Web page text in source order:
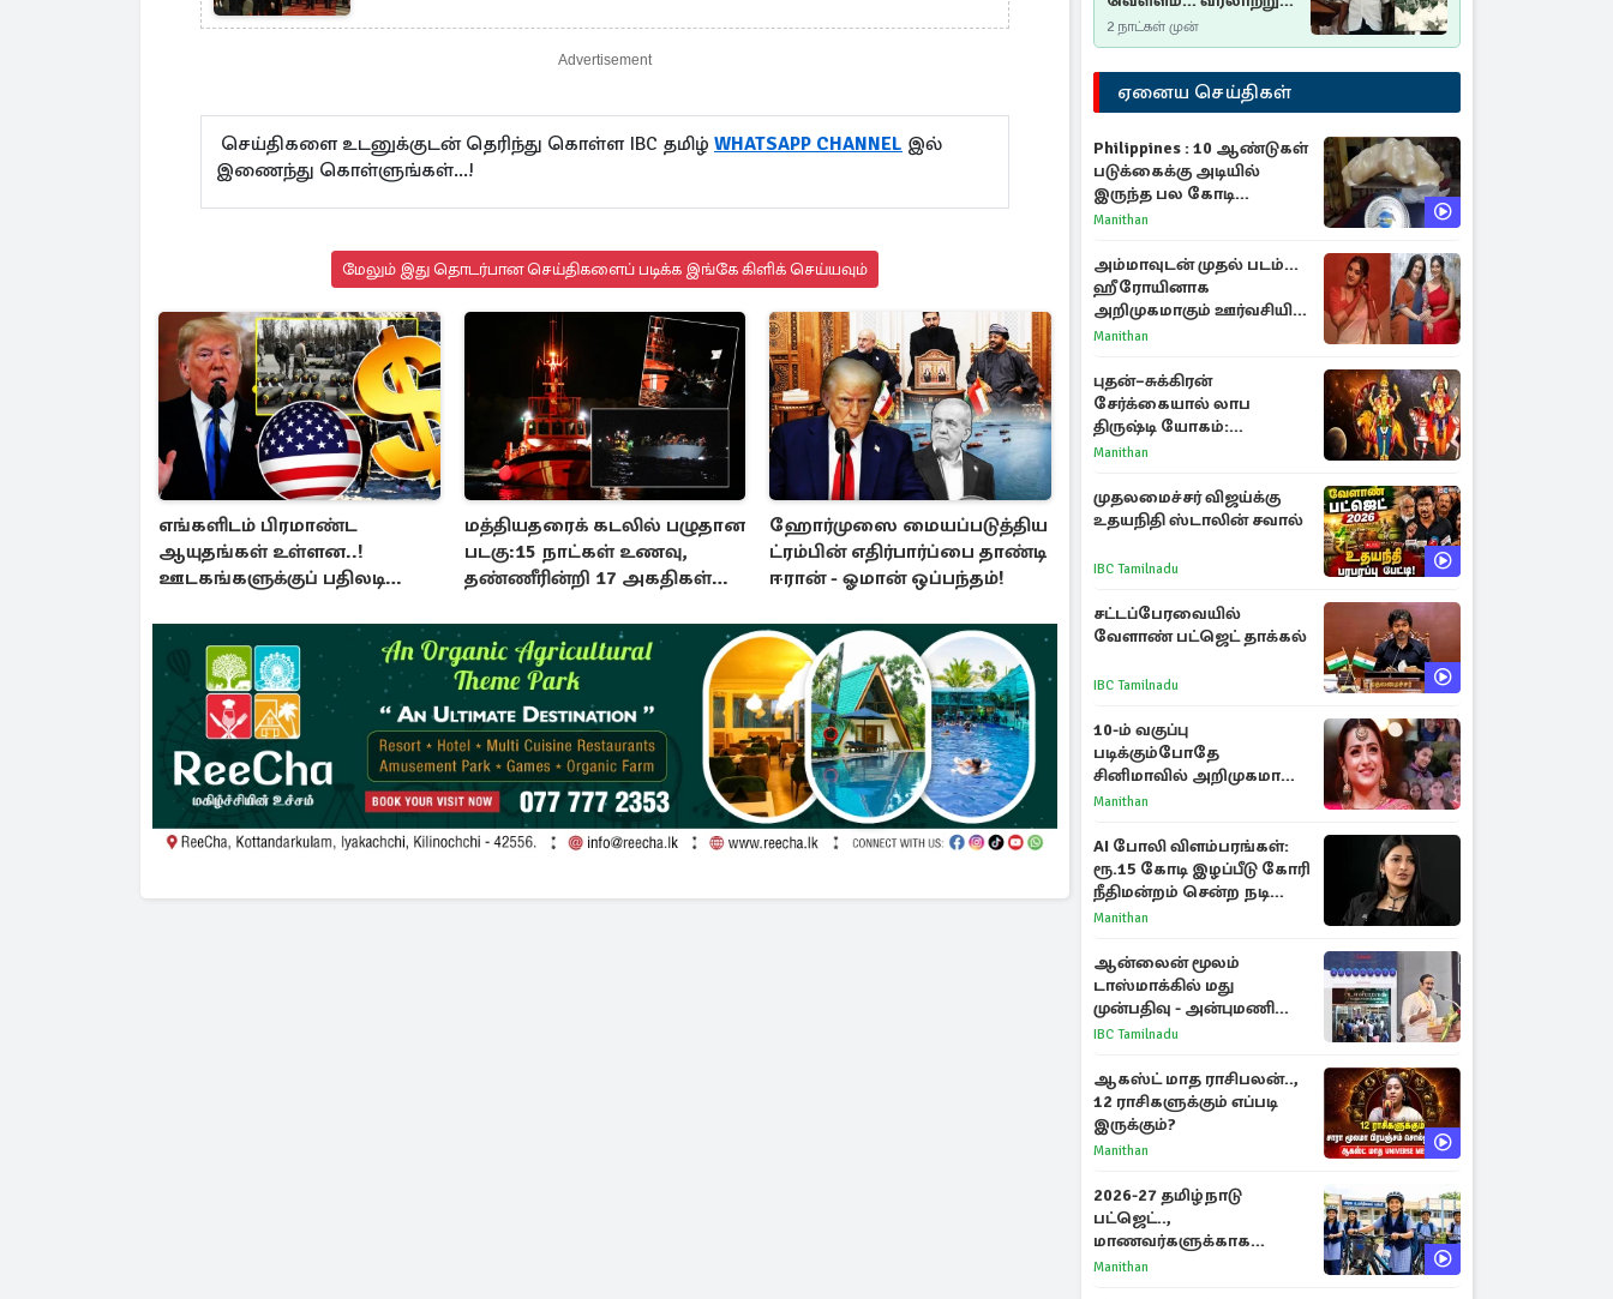
Advertisement
செய்திகளை உடனுக்குடன் தெரிந்து கொள்ள IBC தமிழ் WHATSAPP CHANNEL இல்
இணைந்து கொள்ளுங்கள்...!
மேலும் இது தொடர்பான செய்திகளைப் படிக்க இங்கே கிளிக் செய்யவும்
எங்களிடம் பிரமாண்ட
ஆயுதங்கள் உள்ளன..!
ஊடகங்களுக்குப் பதிலடி
மத்தியதரைக் கடலில் பழுதான
படகு:15 நாட்கள் உணவு,
தண்ணீரின்றி 17 அகதிகள்
ஹோர்முஸை மையப்படுத்திய
ட்ரம்பின் எதிர்பார்ப்பை தாண்டி
ஈரான் - ஓமான் ஒப்பந்தம்!
சிறப்புமிக்க சுதுமலைப்
பிரகடனம்…
2 நாட்கள் முன்
ஏனைய செய்திகள்
Philippines : 10 ஆண்டுகள்
படுக்கைக்கு அடியில்
இருந்த பல கோடி
மதிப்புள்ள அரிய முத்து!
Manithan
அம்மாவுடன் முதல் படம்...
ஹீரோயினாக
அறிமுகமாகும் ஊர்வசியின்
மகள் தேஜலட்சுமி!
Manithan
புதன்–சுக்கிரன்
சேர்க்கையால் லாப
திருஷ்டி யோகம்:
அதிர்ஷ்டம் பெறும் டாப் 3
Manithan
முதலமைச்சர் விஜய்க்கு
உதயநிதி ஸ்டாலின் சவால்
IBC Tamilnadu
சட்டப்பேரவையில்
வேளாண் பட்ஜெட் தாக்கல்
IBC Tamilnadu
10-ம் வகுப்பு
படிக்கும்போதே
சினிமாவில் அறிமுகமான
த்ரிஷா! உண்மையை
காந்தி
Manithan
AI போலி விளம்பரங்கள்:
ரூ.15 கோடி இழப்பீடு கோரி
நீதிமன்றம் சென்ற நடிகை
ஸ்ருதி ஹாசன்!
Manithan
ஆன்லைன் மூலம்
டாஸ்மாக்கில் மது
முன்பதிவு - அன்புமணி
ராமதாஸ் எதிர்ப்பு
IBC Tamilnadu
ஆகஸ்ட் மாத ராசிபலன்..,
12 ராசிகளுக்கும் எப்படி
இருக்கும்?
Manithan
2026-27 தமிழ்நாடு
பட்ஜெட்..,
மாணவர்களுக்காக
வெளியான முக்கிய
Manithan